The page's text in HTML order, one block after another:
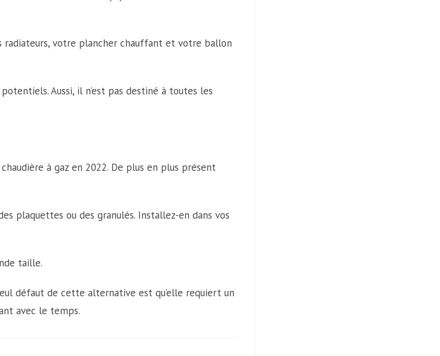
radiateurs, votre plancher chauffant et votre ballon
Aussi, il n’est pas destiné à toutes les
à gaz en 2022. De plus en plus présent
plaquettes ou des granulés. Installez-en dans vos
taille.
défaut de cette alternative est qu’elle requiert un
avec le temps.